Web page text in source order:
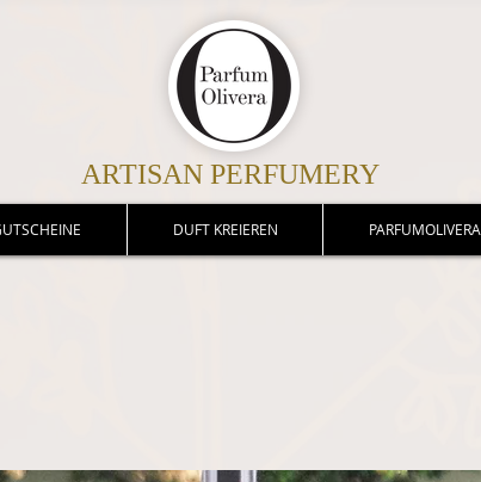
ARTISAN PERFUMERY
DUFT KREIEREN PARFUMOLIVERA